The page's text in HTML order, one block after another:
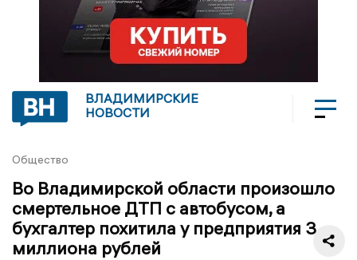
ВЛАДИМИРСКИЕ
НОВОСТИ
Общество
Во Владимирской области произошло
смертельное ДТП с автобусом, а
бухгалтер похитила у предприятия 3
миллиона рублей